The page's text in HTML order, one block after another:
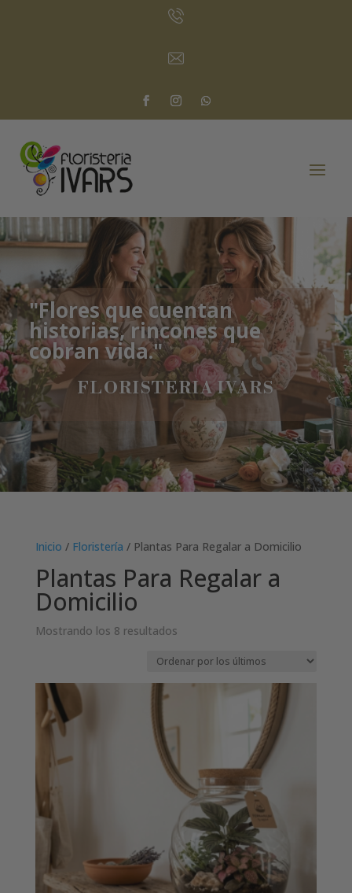
"Flores que cuentan
historias, rincones que
cobran vida."
FLORISTERIA IVARS
Inicio / Floristería / Plantas Para Regalar a Domicilio
Plantas Para Regalar a
Domicilio
Mostrando los 8 resultadosOrdenado
los
últimos